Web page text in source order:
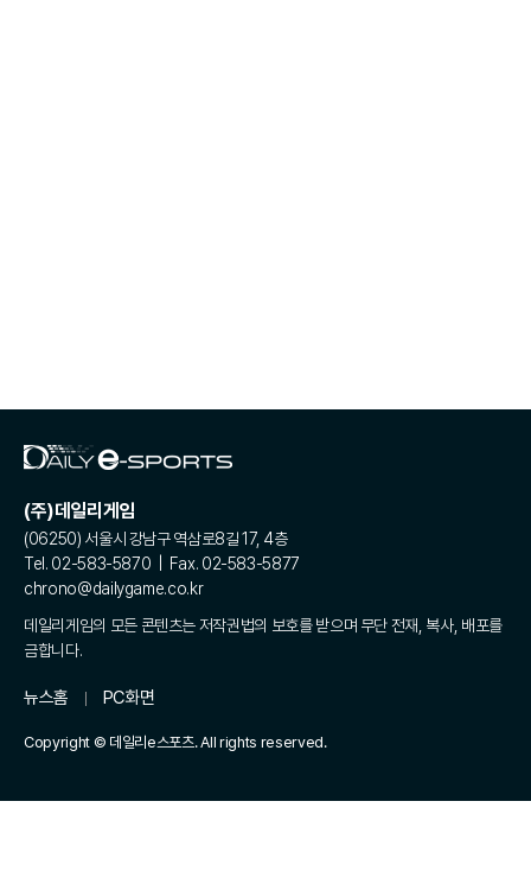
(주)데일리게임
(06250) 서울시 강남구 역삼로8길 17, 4층
Tel. 02-583-5870 | Fax. 02-583-5877
chrono@dailygame.co.kr
데일리게임의 모든 콘텐츠는 저작권법의 보호를 받으며 무단 전재, 복사, 배포를
금합니다.
뉴스홈 PC화면
Copyright © 데일리e스포츠. All rights reserved.